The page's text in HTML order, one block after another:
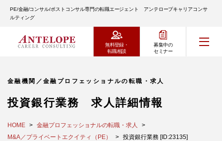
PE/金融/コンサル/ポストコンサル専門の転職エージェント アンテロープキャリアコンサ
ルティング
無料登録・
転職相談
募集中の
セミナー
金融機関／金融プロフェッショナルの転職・求人
投資銀行業務 求人詳細情報
HOME
金融プロフェッショナルの転職・求人
M&A／プライベートエクイティ（PE）
投資銀行業務 [ID:23135]